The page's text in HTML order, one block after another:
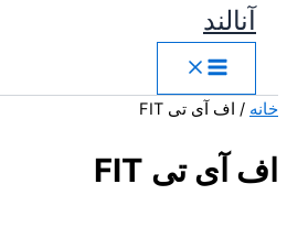
آنالند
خانه / اف آی تی FIT
اف آی تی FIT